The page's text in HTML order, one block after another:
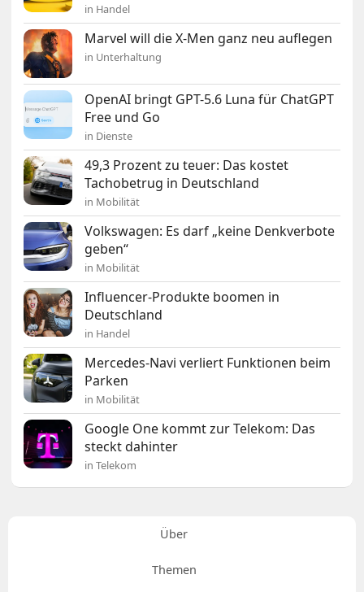
in Handel
Marvel will die X-Men ganz neu auflegen
in Unterhaltung
OpenAI bringt GPT-5.6 Luna für ChatGPT
Free und Go
in Dienste
49,3 Prozent zu teuer: Das kostet
Tachobetrug in Deutschland
in Mobilität
Volkswagen: Es darf „keine Denkverbote
geben“
in Mobilität
Influencer-Produkte boomen in
Deutschland
in Handel
Mercedes-Navi verliert Funktionen beim
Parken
in Mobilität
Google One kommt zur Telekom: Das
steckt dahinter
in Telekom
Über
Themen